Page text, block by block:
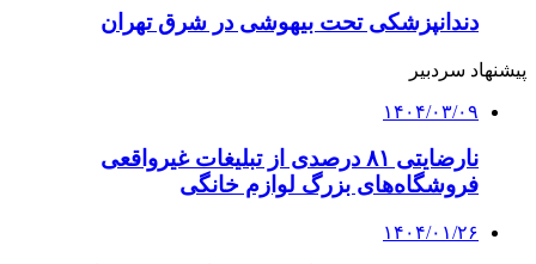
دندانپزشکی تحت بیهوشی در شرق تهران
پیشنهاد سردبیر
۱۴۰۴/۰۳/۰۹
نارضایتی ۸۱ درصدی از تبلیغات غیرواقعی
فروشگاه‌های بزرگ لوازم خانگی
۱۴۰۴/۰۱/۲۶